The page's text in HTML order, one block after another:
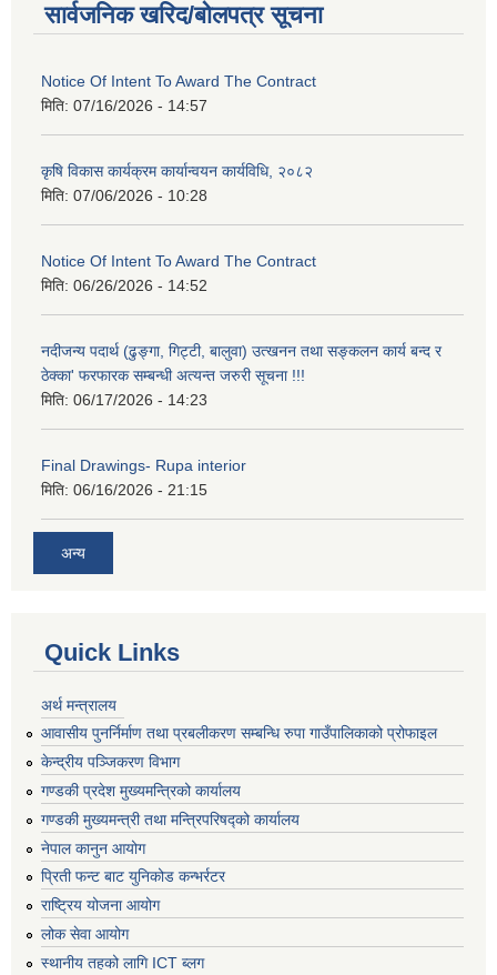
सार्वजनिक खरिद/बोलपत्र सूचना
Notice Of Intent To Award The Contract
मिति: 07/16/2026 - 14:57
कृषि विकास कार्यक्रम कार्यान्वयन कार्यविधि, २०८२
मिति: 07/06/2026 - 10:28
Notice Of Intent To Award The Contract
मिति: 06/26/2026 - 14:52
नदीजन्य पदार्थ (ढुङ्गा, गिट्टी, बालुवा) उत्खनन तथा सङ्कलन कार्य बन्द र
ठेक्का' फरफारक सम्बन्धी अत्यन्त जरुरी सूचना !!!
मिति: 06/17/2026 - 14:23
Final Drawings- Rupa interior
मिति: 06/16/2026 - 21:15
अन्य
Quick Links
अर्थ मन्त्रालय
आवासीय पुनर्निर्माण तथा प्रबलीकरण सम्बन्धि रुपा गाउँपालिकाको प्रोफाइल
केन्द्रीय पञ्जिकरण विभाग
गण्डकी प्रदेश मुख्यमन्त्रिको कार्यालय
गण्डकी मुख्यमन्त्री तथा मन्त्रिपरिषद्को कार्यालय
नेपाल कानुन आयोग
प्रिती फन्ट बाट युनिकोड कन्भर्रटर
राष्ट्रिय योजना आयोग
लोक सेवा आयोग
स्थानीय तहको लागि ICT ब्लग